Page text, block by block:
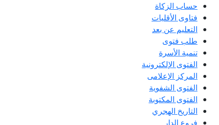
حساب الزكاة
فتاوى الأقليات
التعليم عن بعد
طلب فتوى
تنمية الأسرة
الفتوى الإلكترونية
المركز الإعلامى
الفتوى الشفوية
الفتوى المكتوبة
التاريخ الهجري
فروع الدار